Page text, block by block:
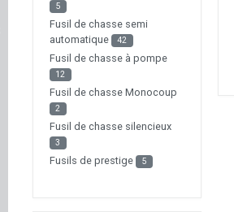
5
Fusil de chasse semi
automatique
42
Fusil de chasse à pompe
12
Fusil de chasse Monocoup
2
Fusil de chasse silencieux
3
Fusils de prestige 5